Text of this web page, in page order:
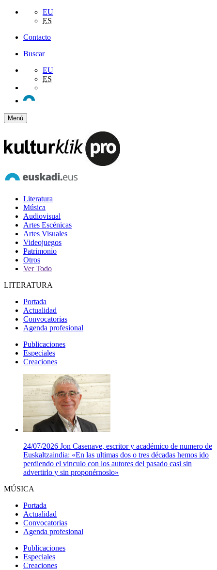
EU
ES
Contacto
Buscar
EU
ES
Menú
Literatura
Música
Audiovisual
Artes Escénicas
Artes Visuales
Videojuegos
Patrimonio
Otros
Ver Todo
LITERATURA
Portada
Actualidad
Convocatorias
Agenda profesional
Publicaciones
Especiales
Creaciones
24/07/2026 Jon Casenave, escritor y académico de numero de
Euskaltzaindia: «En las ultimas dos o tres décadas hemos ido
perdiendo el vinculo con los autores del pasado casi sin
advertirlo y sin proponérnoslo»
MÚSICA
Portada
Actualidad
Convocatorias
Agenda profesional
Publicaciones
Especiales
Creaciones